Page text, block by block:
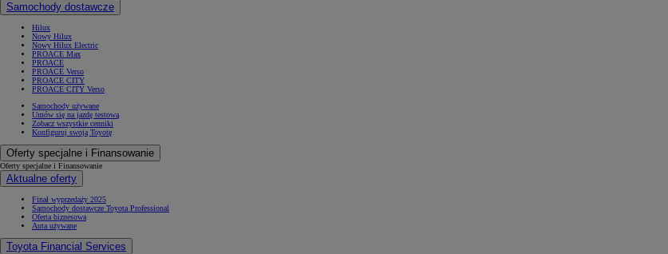
Samochody dostawcze
Hilux
Nowy Hilux
Nowy Hilux Electric
PROACE Max
PROACE
PROACE Verso
PROACE CITY
PROACE CITY Verso
Samochody używane
Umów się na jazdę testową
Zobacz wszystkie cenniki
Konfiguruj swoją Toyotę
Oferty specjalne i Finansowanie
Oferty specjalne i Finansowanie
Aktualne oferty
Finał wyprzedaży 2025
Samochody dostawcze Toyota Professional
Oferta biznesowa
Auta używane
Toyota Financial Services